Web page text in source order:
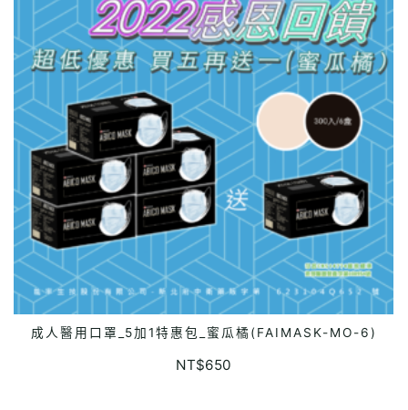
ADD TO CART
成人醫用口罩_5加1特惠包_蜜瓜橘(FAIMASK-MO-6)
NT$650